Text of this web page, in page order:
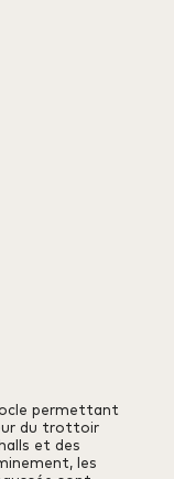
permettant
du trottoir
et des
les